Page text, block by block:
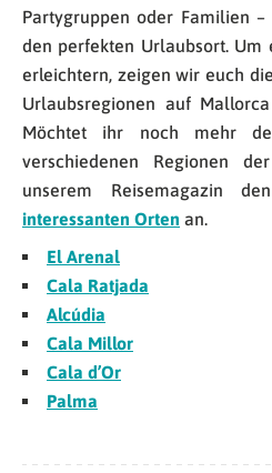
Partygruppen oder Familien
den perfekten Urlaubsort. Um
erleichtern, zeigen wir euch
Urlaubsregionen auf
Möchtet ihr noch mehr
verschiedenen Regionen
unserem Reisemagazin
interessanten Orten an.
El Arenal
Cala Ratjada
Alcúdia
Cala Millor
Cala d’Or
Palma